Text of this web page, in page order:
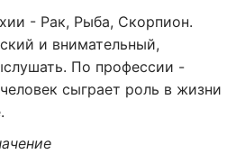
- Рак, Рыба, Скорпион.
и внимательный,
По профессии -
сыграет роль в жизни